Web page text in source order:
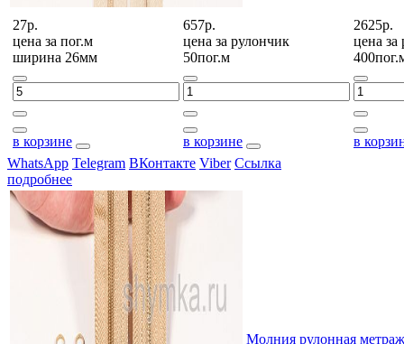
27р.
цена за пог.м
ширина 26мм
в корзине
657р.
цена за рулончик
50пог.м
в корзине
2625р.
цена за
в
WhatsApp Telegram ВКонтакте Viber Ссылка
подробнее
Молния рулонная